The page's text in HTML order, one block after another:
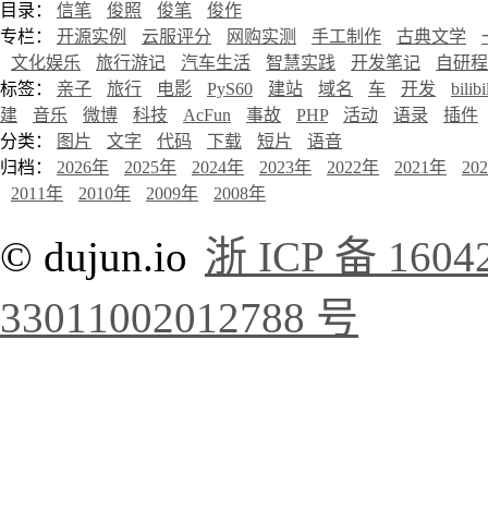
目录： 信笔 俊照 俊笔
俊作
专栏： 开源实例 云服评分 网购实测 手工制作 古典文学
文化娱乐
旅行游记 汽车生活 智慧实践 开发笔记
自研
标签： 亲子 旅行 电影 PyS60 建站 域名 车 开发
建
音乐 微博 科技 AcFun 事故 PHP 活动 语录
插件
分类：
图片 文字 代码 下载 短片
语音
归档： 2026年 2025年 2024年 2023年 2022年 2021年
2011年
2010年 2009年 2008年
© dujun.io 浙 ICP 备
33011002012788 号